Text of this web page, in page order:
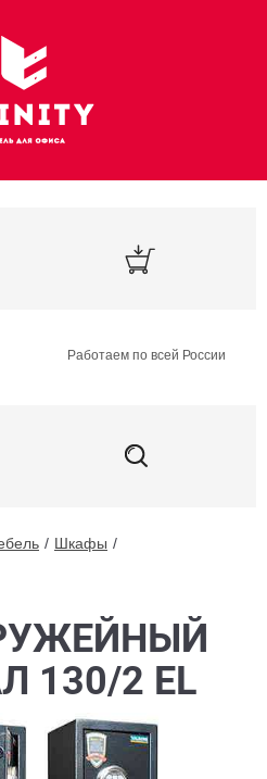
Работаем по всей России
Шкафы
130/2 EL